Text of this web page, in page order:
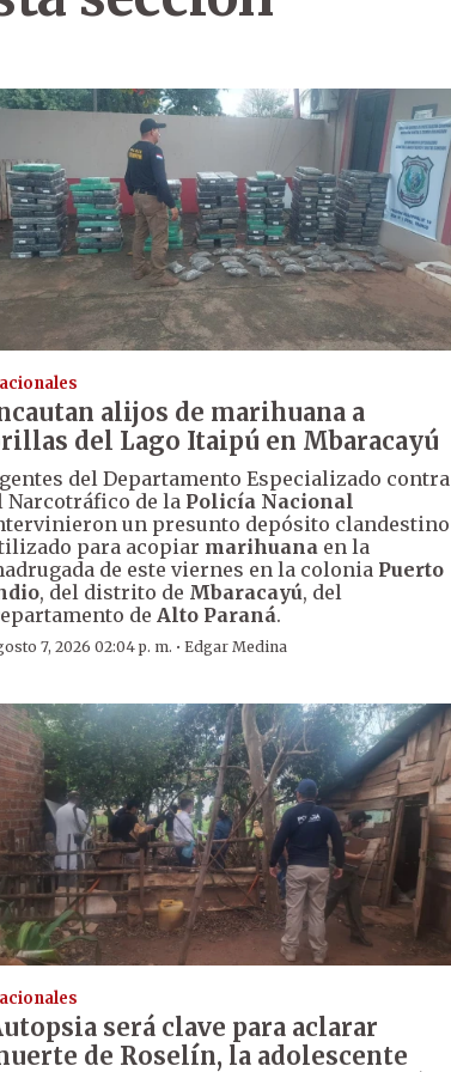
alijos de marihuana a
del Lago Itaipú en Mbaracayú
del Departamento Especializado contra
Narcotráfico de la Policía Nacional
un presunto depósito clandestino
para acopiar marihuana en la
de este viernes en la colonia Puerto
, del distrito de Mbaracayú, del
deAlto Paraná.
7, 2026 02:04 p. m. ·Edgar Medina
será clave para aclarar
de Roselín, la adolescente